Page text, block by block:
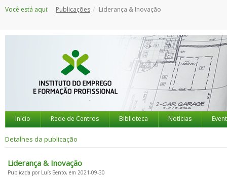
paraVocê está aqui: Publicações Liderança & Inovação
Início Rede de Centros Biblioteca Notícias
Detalhes da publicação
Liderança & Inovação
Publicada por Luís Bento, em 2021-09-30